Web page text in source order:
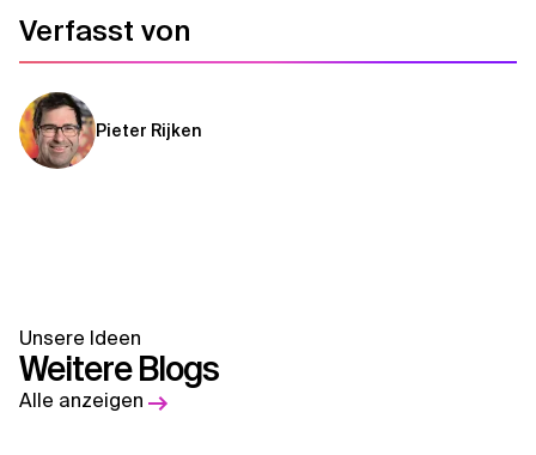
Verfasst von
Pieter Rijken
Unsere Ideen
Weitere Blogs
Alle anzeigen